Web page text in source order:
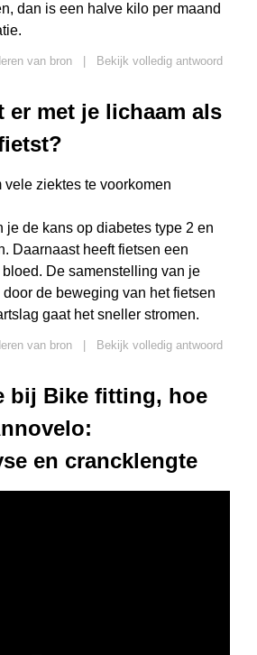
dan is een halve kilo per maand
van bron
Bekijk volledig antwoord
er met je lichaam als
vele ziektes te voorkomen
je de kans op diabetes type 2 en
Daarnaast heeft fietsen een
De samenstelling van je
de beweging van het fietsen
gaat het sneller stromen.
van bron
Bekijk volledig antwoord
bij Bike fitting, hoe
en crancklengte